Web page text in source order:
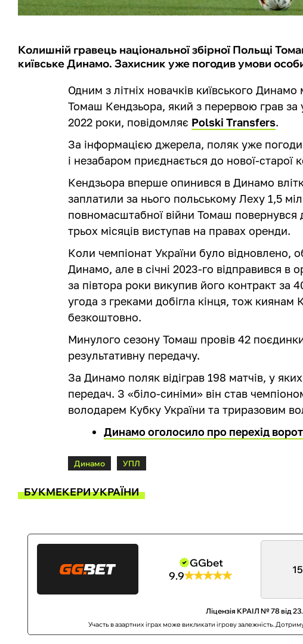
Колишній гравець національної збірної Польщі
київське Динамо. Захисник уже погодив умови
Одним з літніх новачків київського
Томаш Кендзьора, який з перервою грав за
2022 роки, повідомляє Polski Transfers.
За інформацією джерела, поляк уже
і незабаром приєднається до нової-старої
Кендзьора вперше опинився в Динамо
заплатили за нього польському Леху 1,5
повномасштабної війни Томаш повернувся
трьох місяців виступав на правах оренди.
Коли чемпіонат України було відновлено,
Динамо, але в січні 2023-го відправився в
за півтора роки викупив його контракт за
угода з греками добігла кінця, тож киянам
безкоштовно.
Минулого сезону Томаш провів 42
результативну передачу.
За Динамо поляк відіграв 198 матчів, у яких
передач. З «біло-синіми» він став
володарем Кубку України та триразовим
Динамо оголосило про перехід
Динамо УПЛ
БУКМЕКЕРИ УКРАЇНИ
GGbet
9.9
Ліцензія КРАІЛ № 78 від
Участь в азартних іграх може викликати ігрову залежність.